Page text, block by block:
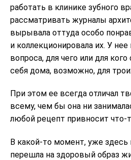
работать в клинике зубного
рассматривать журналы
вырывала оттуда особо
и коллекционировала их. У
вопроса, для чего или для
себя дома, возможно, для
При этом ее всегда отличал
всему, чем бы она ни
любой рецепт привносит что-
В какой-то момент, уже здесь
перешла на здоровый образ